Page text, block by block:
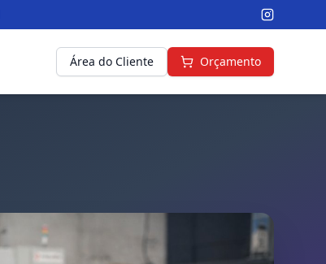
Área do Cliente Orçamento